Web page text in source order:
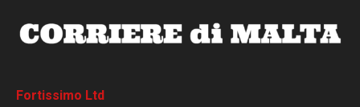
Fortissimo Ltd